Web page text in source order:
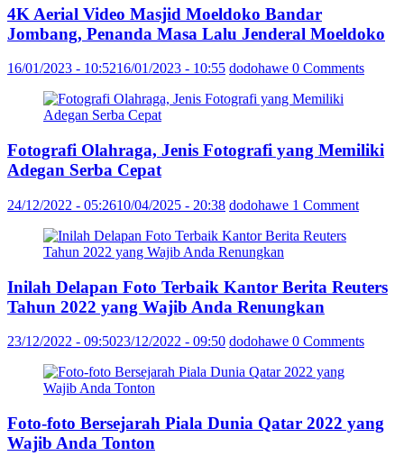
4K Aerial Video Masjid Moeldoko Bandar
Jombang, Penanda Masa Lalu Jenderal Moeldoko
16/01/2023 - 10:5216/01/2023 - 10:55 dodohawe 0 Comments
Fotografi Olahraga, Jenis Fotografi yang Memiliki
Adegan Serba Cepat
24/12/2022 - 05:2610/04/2025 - 20:38 dodohawe 1 Comment
Inilah Delapan Foto Terbaik Kantor Berita Reuters
Tahun 2022 yang Wajib Anda Renungkan
23/12/2022 - 09:5023/12/2022 - 09:50 dodohawe 0 Comments
Foto-foto Bersejarah Piala Dunia Qatar 2022 yang
Wajib Anda Tonton